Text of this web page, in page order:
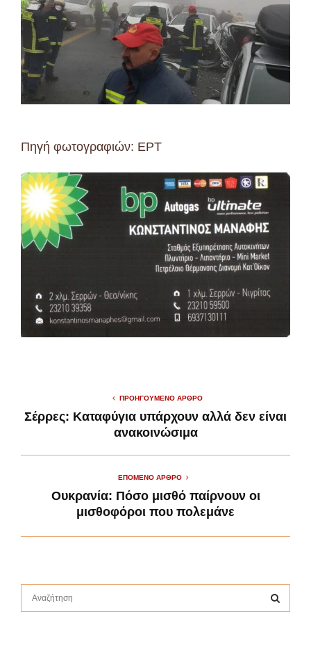
Πηγή φωτογραφιών: ΕΡΤ
ΠΡΟΗΓΟΎΜΕΝΟ ΆΡΘΡΟ
Σέρρες: Καταφύγια υπάρχουν αλλά δεν είναι
ανακοινώσιμα
ΕΠΌΜΕΝΟ ΆΡΘΡΟ
Ουκρανία: Πόσο μισθό παίρνουν οι
μισθοφόροι που πολεμάνε